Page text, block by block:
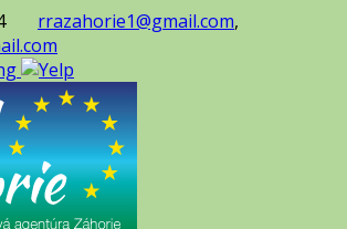
rrazahorie1@gmail.com,